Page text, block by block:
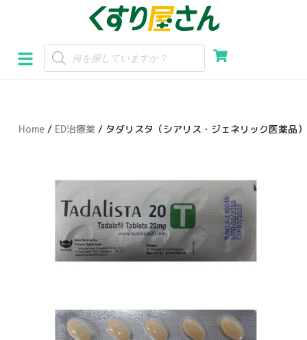
ン
テ
スHome / ED治療薬 / タダリスタ（シアリス・ジェネリック医薬品）